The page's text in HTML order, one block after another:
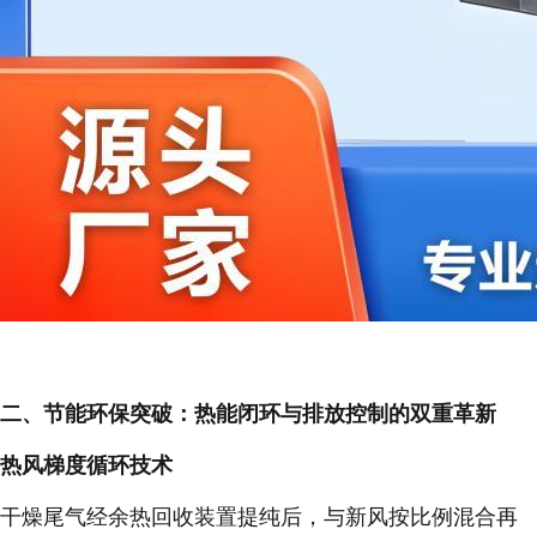
二、节能环保突破：热能闭环与排放控制的双重革新
热风梯度循环技术
干燥尾气经余热回收装置提纯后，与新风按比例混合再